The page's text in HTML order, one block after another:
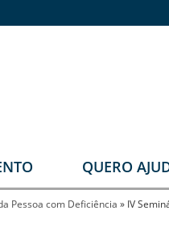
QUERO
Faça sua
Pessoa com Deficiência » IV